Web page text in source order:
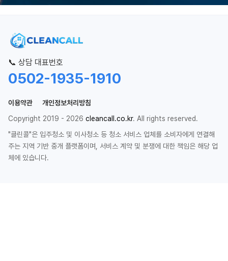
📞 상담 대표번호
0502-1935-1910
이용약관
개인정보처리방침
Copyright 2019 - 2026 cleancall.co.kr. All rights reserved.
"클린콜"은 입주청소 및 이사청소 등 청소 서비스 업체를 소비자에게 연결해
주는 지역 기반 중개 플랫폼이며, 서비스 계약 및 분쟁에 대한 책임은 해당 업
체에 있습니다.